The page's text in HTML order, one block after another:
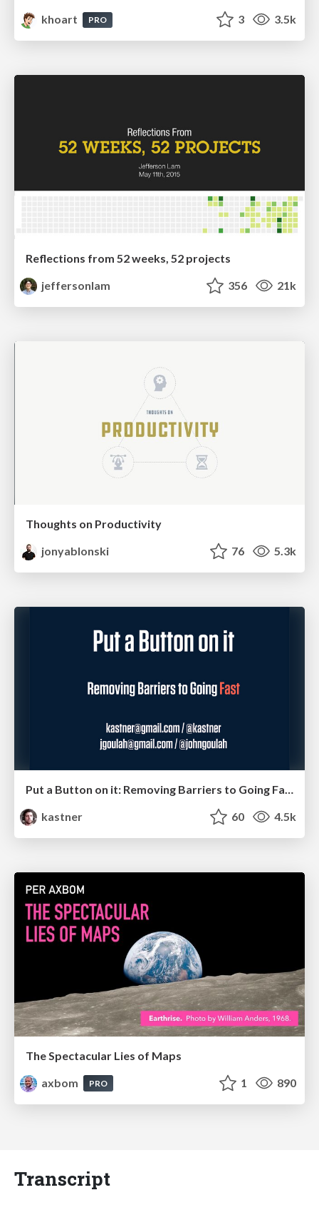
khoart
PRO 3 3.5k
Reflections from 52 weeks, 52 projects
jeffersonlam
356 21k
Thoughts on Productivity
jonyablonski
76 5.3k
Put a Button on it: Removing Barriers to Going Fast.
kastner
60 4.5k
The Spectacular Lies of Maps
axbom
PRO 1 890
Transcript